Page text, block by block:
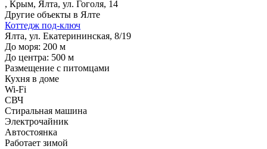
, Крым, Ялта, ул. Гоголя, 14
Другие объекты в Ялте
Коттедж под-ключ
Ялта, ул. Екатерининская, 8/19
До моря: 200 м
До центра: 500 м
Размещение с питомцами
Кухня в доме
Wi-Fi
СВЧ
Стиральная машина
Электрочайник
Автостоянка
Работает зимой